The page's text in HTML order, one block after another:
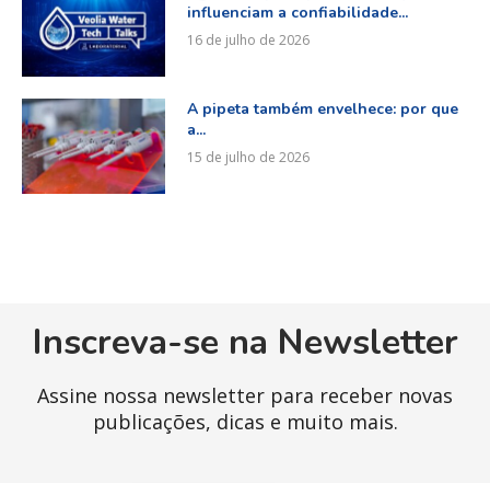
influenciam a confiabilidade...
16 de julho de 2026
A pipeta também envelhece: por que
a...
15 de julho de 2026
Inscreva-se na Newsletter
Assine nossa newsletter para receber novas
publicações, dicas e muito mais.